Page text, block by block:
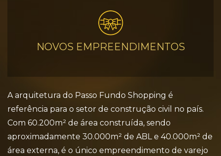
NOVOS EMPREENDIMENTOS
A arquitetura do Passo Fundo Shopping é
referência para o setor de construção civil no país.
Com 60.200m² de área construída, sendo
aproximadamente 30.000m² de ABL e 40.000m² de
área externa, é o único empreendimento de varejo